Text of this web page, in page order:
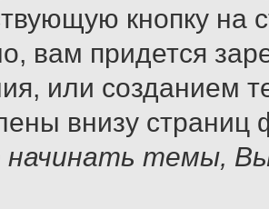
кнопку
вам придется
или созданием
внизу
начинать темы,